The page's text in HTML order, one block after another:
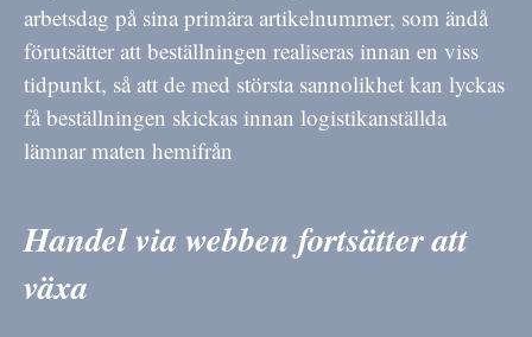
arbetsdag på sina primära artikelnummer, som ändå
förutsätter att beställningen realiseras innan en viss
tidpunkt, så att de med största sannolikhet kan lyckas
få beställningen skickas innan logistikanställda
lämnar maten hemifrån
Handel via webben fortsätter att
växa